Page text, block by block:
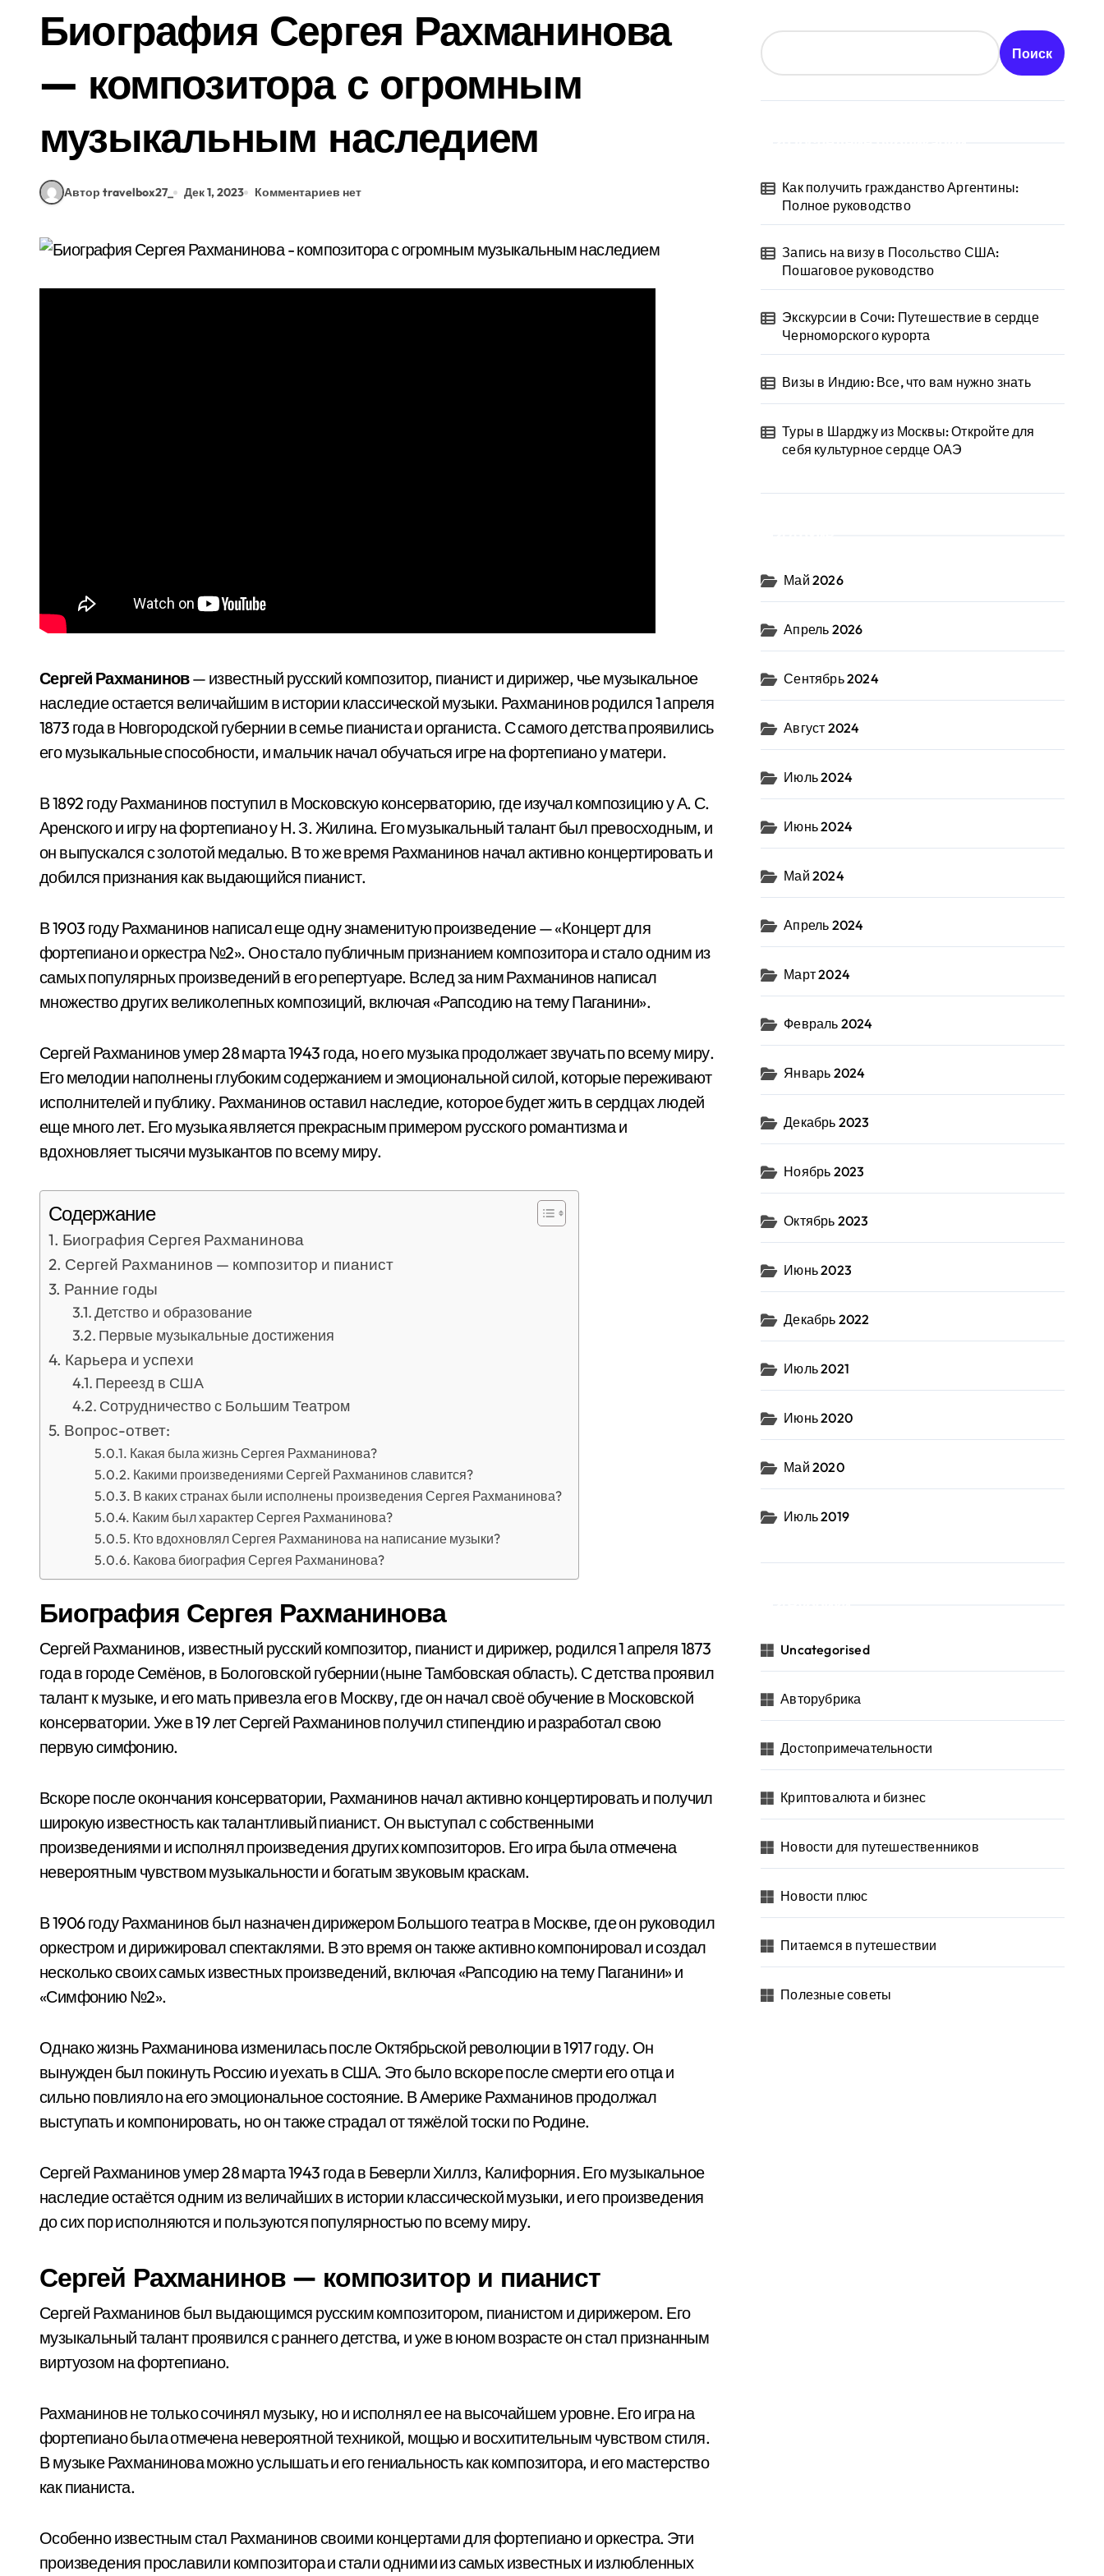
Биография Сергея Рахманинова
— композитора с огромным
музыкальным наследием
Автор travelbox27_ Дек 1, 2023 Комментариев нет
Сергей Рахманинов— известный русский композитор, пианист и дирижер, чье музыкальное
наследие остается величайшим в истории классической музыки. Рахманинов родился 1 апреля
1873 года в Новгородской губернии в семье пианиста и органиста. С самого детства проявились
его музыкальные способности, и мальчик начал обучаться игре на фортепиано у матери.
В 1892 году Рахманинов поступил в Московскую консерваторию, где изучал композицию у А. С.
Аренского и игру на фортепиано у Н. З. Жилина. Его музыкальный талант был превосходным, и
он выпускался с золотой медалью. В то же время Рахманинов начал активно концертировать и
добился признания как выдающийся пианист.
В 1903 году Рахманинов написал еще одну знаменитую произведение — «Концерт для
фортепиано и оркестра №2». Оно стало публичным признанием композитора и стало одним из
самых популярных произведений в его репертуаре. Вслед за ним Рахманинов написал
множество других великолепных композиций, включая «Рапсодию на тему Паганини».
Сергей Рахманинов умер 28 марта 1943 года, но его музыка продолжает звучать по всему миру.
Его мелодии наполнены глубоким содержанием и эмоциональной силой, которые переживают
исполнителей и публику. Рахманинов оставил наследие, которое будет жить в сердцах людей
еще много лет. Его музыка является прекрасным примером русского романтизма и
вдохновляет тысячи музыкантов по всему миру.
Содержание
Биография Сергея Рахманинова
Сергей Рахманинов — композитор и пианист
Ранние годы
Детство и образование
Первые музыкальные достижения
Карьера и успехи
Переезд в США
Сотрудничество с Большим Театром
Вопрос-ответ:
Какая была жизнь Сергея Рахманинова?
Какими произведениями Сергей Рахманинов славится?
В каких странах были исполнены произведения Сергея Рахманинова?
Каким был характер Сергея Рахманинова?
Кто вдохновлял Сергея Рахманинова на написание музыки?
Какова биография Сергея Рахманинова?
Биография Сергея Рахманинова
Сергей Рахманинов, известный русский композитор, пианист и дирижер, родился 1 апреля 1873
года в городе Семёнов, в Бологовской губернии (ныне Тамбовская область). С детства проявил
талант к музыке, и его мать привезла его в Москву, где он начал своё обучение в Московской
консерватории. Уже в 19 лет Сергей Рахманинов получил стипендию и разработал свою
первую симфонию.
Вскоре после окончания консерватории, Рахманинов начал активно концертировать и получил
широкую известность как талантливый пианист. Он выступал с собственными
произведениями и исполнял произведения других композиторов. Его игра была отмечена
невероятным чувством музыкальности и богатым звуковым краскам.
В 1906 году Рахманинов был назначен дирижером Большого театра в Москве, где он руководил
оркестром и дирижировал спектаклями. В это время он также активно компонировал и создал
несколько своих самых известных произведений, включая «Рапсодию на тему Паганини» и
«Симфонию №2».
Однако жизнь Рахманинова изменилась после Октябрьской революции в 1917 году. Он
вынужден был покинуть Россию и уехать в США. Это было вскоре после смерти его отца и
сильно повлияло на его эмоциональное состояние. В Америке Рахманинов продолжал
выступать и компонировать, но он также страдал от тяжёлой тоски по Родине.
Сергей Рахманинов умер 28 марта 1943 года в Беверли Хиллз, Калифорния. Его музыкальное
наследие остаётся одним из величайших в истории классической музыки, и его произведения
до сих пор исполняются и пользуются популярностью по всему миру.
Сергей Рахманинов — композитор и пианист
Сергей Рахманинов был выдающимся русским композитором, пианистом и дирижером. Его
музыкальный талант проявился с раннего детства, и уже в юном возрасте он стал признанным
виртуозом на фортепиано.
Рахманинов не только сочинял музыку, но и исполнял ее на высочайшем уровне. Его игра на
фортепиано была отмечена невероятной техникой, мощью и восхитительным чувством стиля.
В музыке Рахманинова можно услышать и его гениальность как композитора, и его мастерство
как пианиста.
Особенно известным стал Рахманинов своими концертами для фортепиано и оркестра. Эти
произведения прославили композитора и стали одними из самых известных и излюбленных
Поиск
Как получить гражданство Аргентины:
Полное руководство
Запись на визу в Посольство США:
Пошаговое руководство
Экскурсии в Сочи: Путешествие в сердце
Черноморского курорта
Визы в Индию: Все, что вам нужно знать
Туры в Шарджу из Москвы: Откройте для
себя культурное сердце ОАЭ
Май 2026
Апрель 2026
Сентябрь 2024
Август 2024
Июль 2024
Июнь 2024
Май 2024
Апрель 2024
Март 2024
Февраль 2024
Январь 2024
Декабрь 2023
Ноябрь 2023
Октябрь 2023
Июнь 2023
Декабрь 2022
Июль 2021
Июнь 2020
Май 2020
Июль 2019
Uncategorised
Авторубрика
Достопримечательности
Криптовалюта и бизнес
Новости для путешественников
Новости плюс
Питаемся в путешествии
Полезные советы